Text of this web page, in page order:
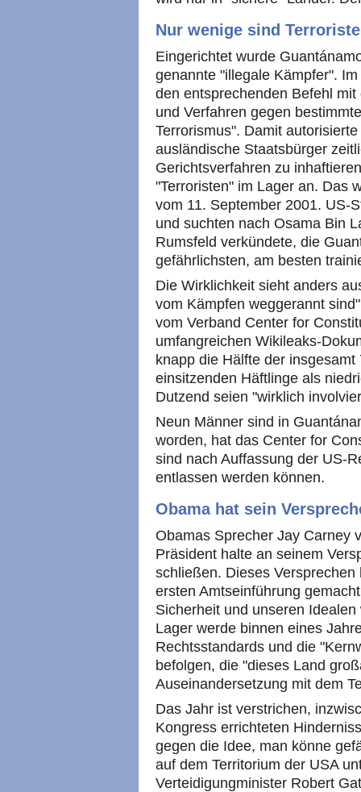
Nur wenige sind
Eingerichtet wurde
genannte "illegale Kämpfer".
den entsprechenden Befehl
und Verfahren gegen
Terrorismus". Damit
ausländische Staatsbürger
Gerichtsverfahren zu
"Terroristen" im Lager an. Das
vom 11. September 2001. US-
und suchten nach Osama Bin
Rumsfeld verkündete, die
gefährlichsten, am besten
Die Wirklichkeit sieht anders
vom Kämpfen weggerannt
vom Verband Center for
umfangreichen Wikileaks-
knapp die Hälfte der
einsitzenden Häftlinge als
Dutzend seien "wirklich
Neun Männer sind in
worden, hat das Center for
sind nach Auffassung der US-
entlassen werden können.
Obama hat sein
Obamas Sprecher Jay Carney
Präsident halte an seinem
schließen. Dieses
ersten Amtseinführung
Sicherheit und unseren
Lager werde binnen eines
Rechtsstandards und die
befolgen, die "dieses Land
Auseinandersetzung mit dem
Das Jahr ist verstrichen,
Kongress errichteten
gegen die Idee, man könne
auf dem Territorium der USA
Verteidigungminister Robert